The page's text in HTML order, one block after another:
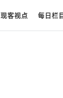
现客视点 每日栏